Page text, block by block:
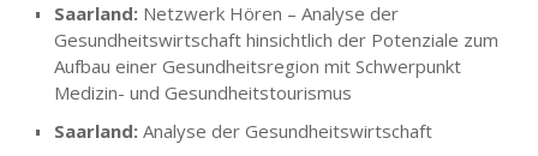
Saarland: Netzwerk Hören – Analyse der
Gesundheitswirtschaft hinsichtlich der Potenziale zum
Aufbau einer Gesundheitsregion mit Schwerpunkt
Medizin- und Gesundheitstourismus
Saarland: Analyse der Gesundheitswirtschaft